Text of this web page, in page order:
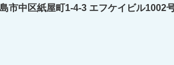
市中区紙屋町1-4-3 エフケイビル1002